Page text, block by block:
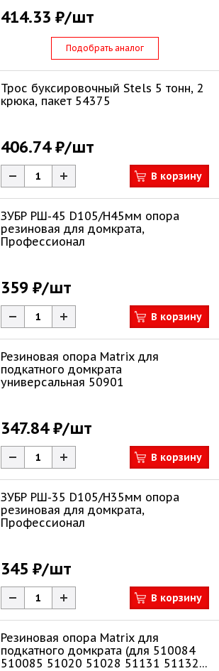
414.33 ₽/шт
Подобрать аналог
Трос буксировочный Stels 5 тонн, 2
крюка, пакет 54375
406.74 ₽/шт
В корзину
ЗУБР РШ-45 D105/H45мм опора
резиновая для домкрата,
Профессионал
359 ₽/шт
В корзину
Резиновая опора Matrix для
подкатного домкрата
универсальная 50901
347.84 ₽/шт
В корзину
ЗУБР РШ-35 D105/H35мм опора
резиновая для домкрата,
Профессионал
345 ₽/шт
В корзину
Резиновая опора Matrix для
подкатного домкрата (для 510084
510085 51020 51028 51131 51132)